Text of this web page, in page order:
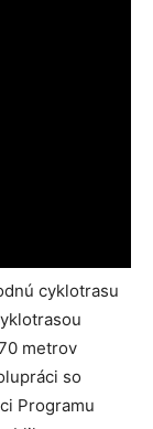
cyklotrasu
metrov
so
Programu